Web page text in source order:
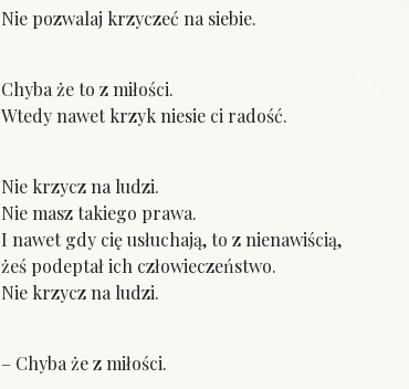
Nie pozwalaj krzyczeć na siebie.
Chyba że to z miłości.
Wtedy nawet krzyk niesie ci radość.
Nie krzycz na ludzi.
Nie masz takiego prawa.
I nawet gdy cię usłuchają, to z nienawiścią,
żeś podeptał ich człowieczeństwo.
Nie krzycz na ludzi.
– Chyba że z miłości.